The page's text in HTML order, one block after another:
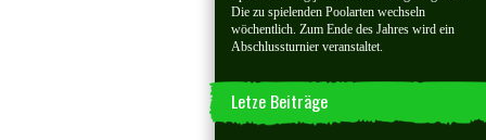
Die zu spielenden Poolarten wechseln
wöchentlich. Zum Ende des Jahres wird ein
Abschlussturnier veranstaltet.
Letze Beiträge